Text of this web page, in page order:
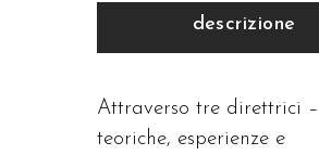
descrizione
Attraverso tre direttrici
teoriche, esperienze e